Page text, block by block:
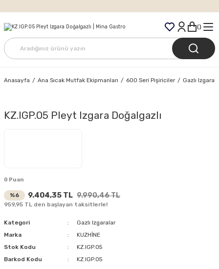
Tüm Siparişlerde Ücretsiz Kargo
Anasayfa Ana Sıcak Mutfak Ekipmanları 600 Seri Pişiriciler Gazlı
KZ.IGP.05 Pleyt Izgara Doğalgazlı
0 Puan
%6 9.404,35 TL 9.990,46 TL
959,95 TL den başlayan taksitlerle!
Kategori
Gazlı Izgaralar
Marka
KUZHİNE
Stok Kodu
KZ.IGP.05
Barkod Kodu
KZ.IGP.05